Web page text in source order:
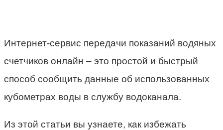
Интернет-сервис передачи показаний водяных
счетчиков онлайн – это простой и быстрый
способ сообщить данные об использованных
кубометрах воды в службу водоканала.
Из этой статьи вы узнаете, как избежать